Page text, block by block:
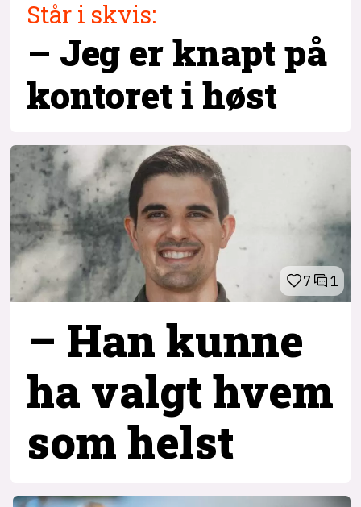
Står i skvis:
– Jeg er knapt på
kontoret i høst
7 1
– Han kunne
ha valgt hvem
som helst